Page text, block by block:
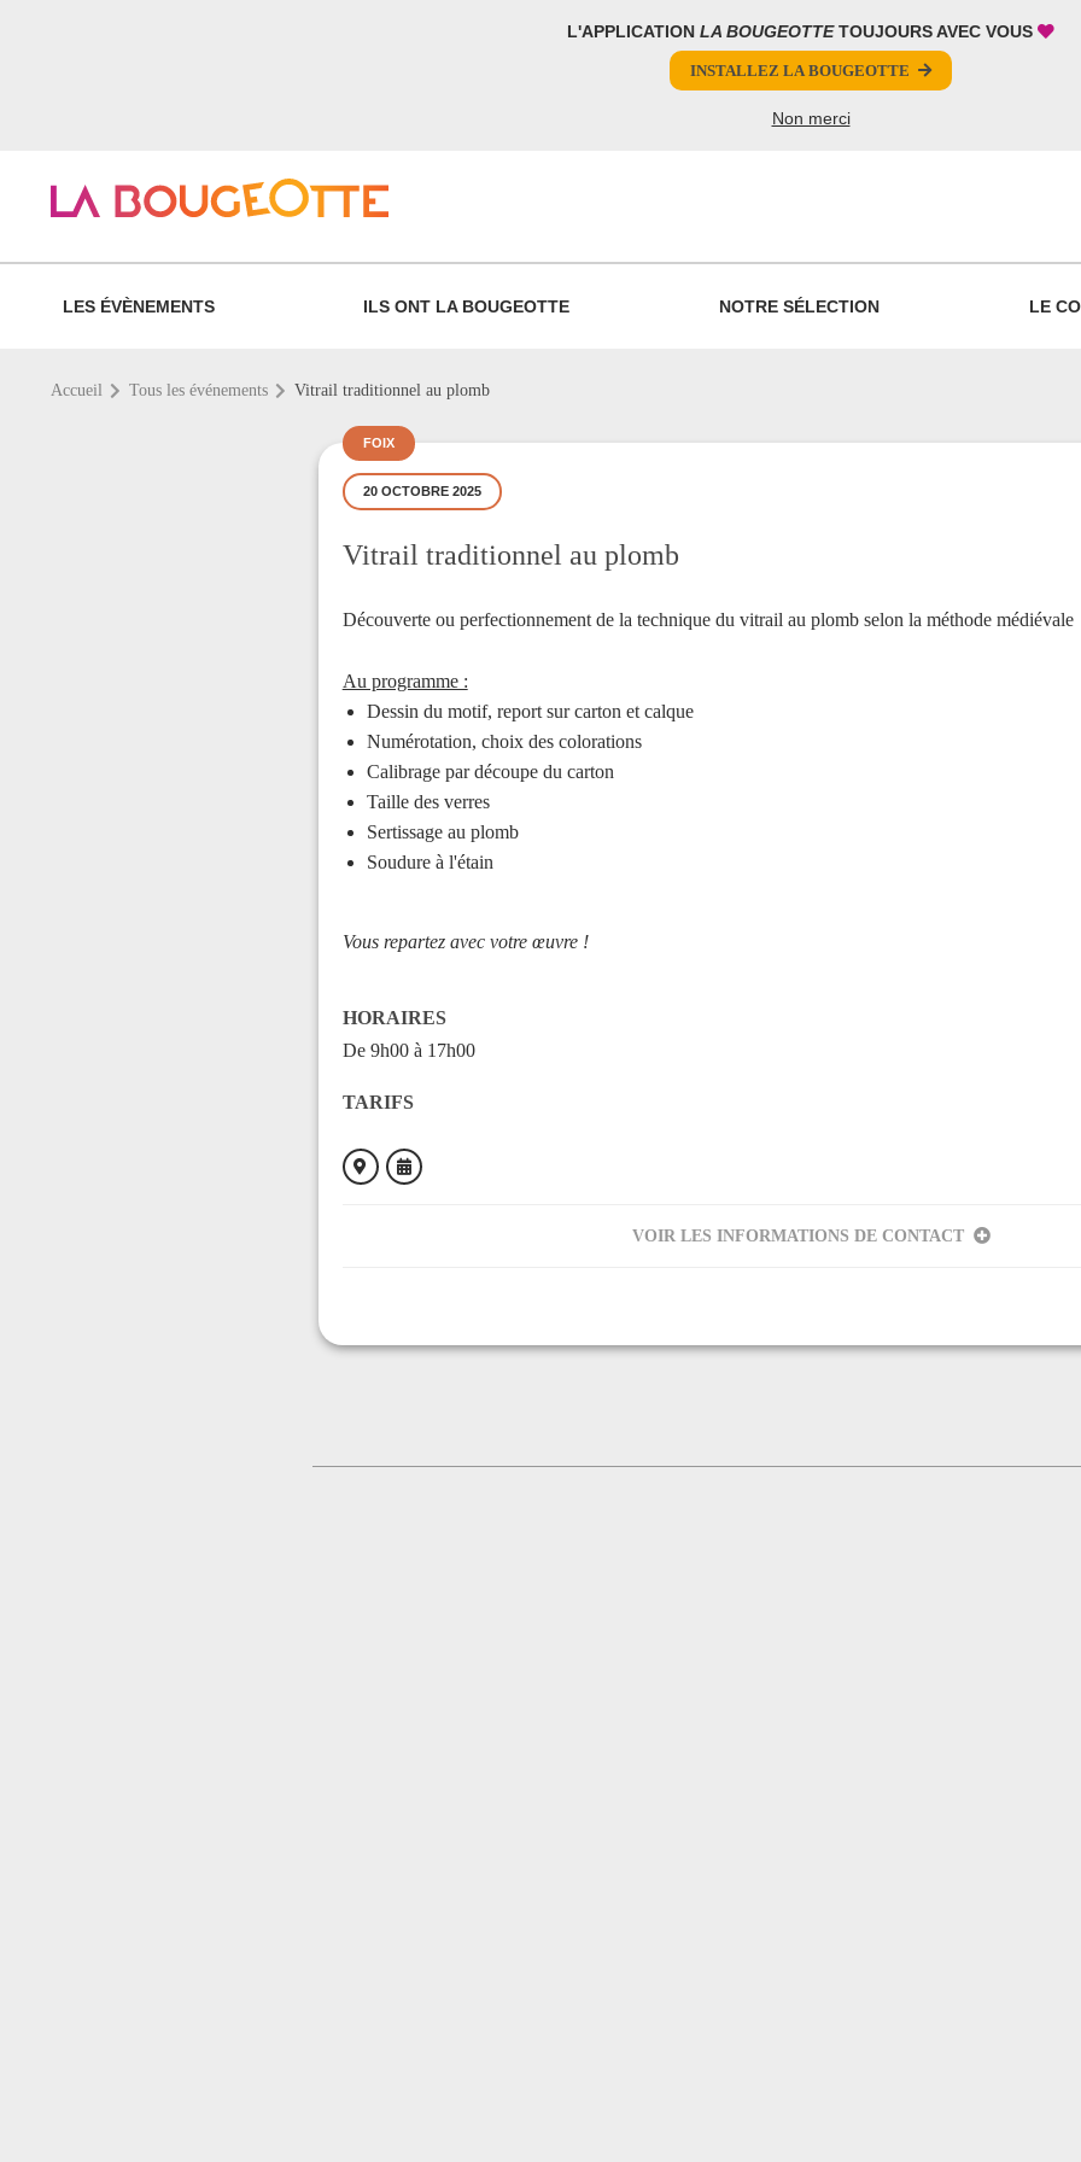
L'APPLICATION LA BOUGEOTTETOUJOURS AVEC VOUS
INSTALLEZ LA BOUGEOTTE
Non merci
LES ÉVÈNEMENTS ILS ONT LA BOUGEOTTE NOTRE SÉLECTION LE
Accueil Tous les événements Vitrail traditionnel au plomb
FOIX
20 OCTOBRE 2025
Vitrail traditionnel au plomb
Découverte ou perfectionnement de la technique du vitrail au plomb selon la méthode médiévale
Au programme :
Dessin du motif, report sur carton et calque
Numérotation, choix des colorations
Calibrage par découpe du carton
Taille des verres
Sertissage au plomb
Soudure à l'étain
Vous repartez avec votre œuvre !
HORAIRES
De 9h00 à 17h00
TARIFS
VOIR LES INFORMATIONS DE CONTACT
CONTACT
LIEU
PARTAGER